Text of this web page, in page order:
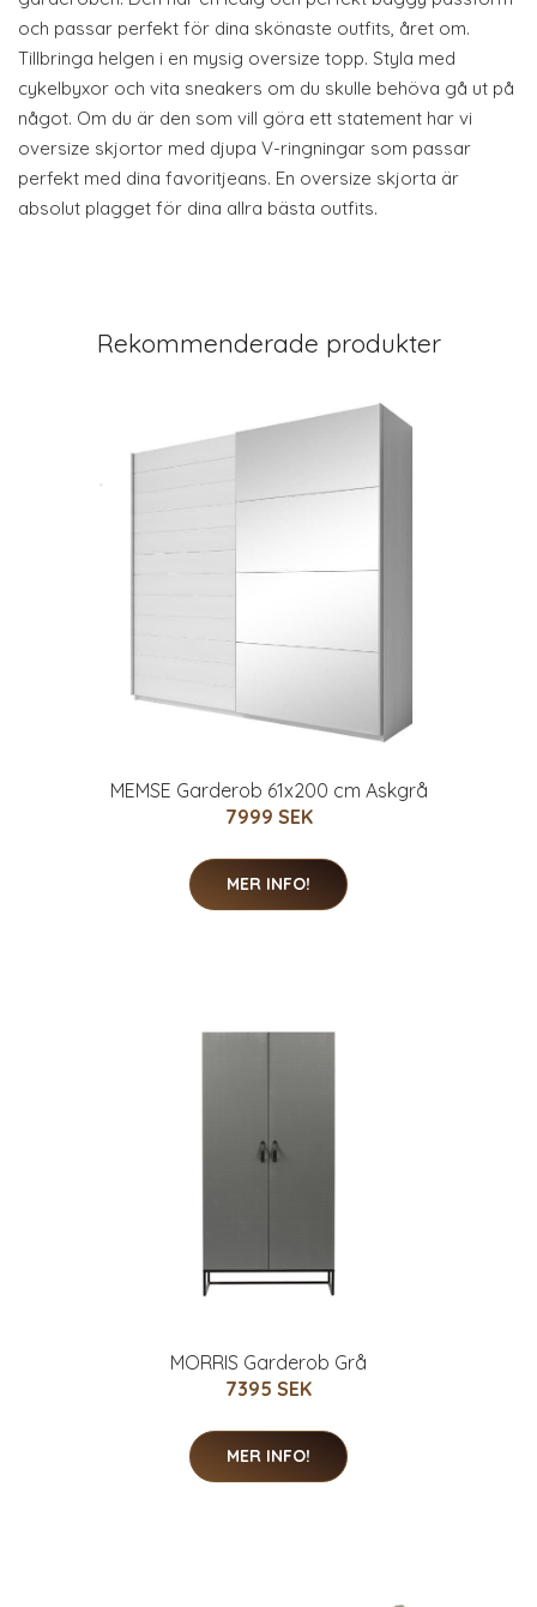
och passar perfekt för dina skönaste outfits, året om.
Tillbringa helgen i en mysig oversize topp. Styla med
cykelbyxor och vita sneakers om du skulle behöva gå ut på
något. Om du är den som vill göra ett statement har vi
oversize skjortor med djupa V-ringningar som passar
perfekt med dina favoritjeans. En oversize skjorta är
absolut plagget för dina allra bästa outfits.
Rekommenderade produkter
MEMSE Garderob 61x200 cm Askgrå
7999 SEK
MER INFO!
MORRIS Garderob Grå
7395 SEK
MER INFO!